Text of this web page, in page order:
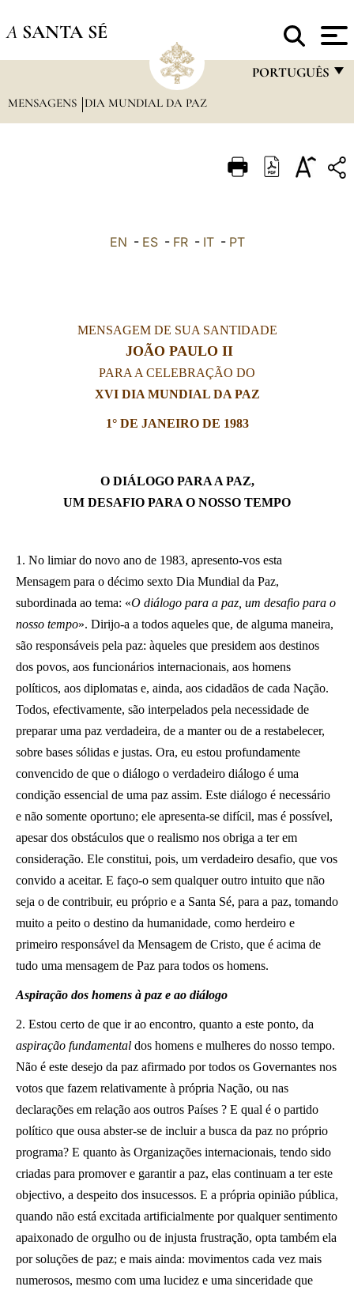
A SANTA SÉ
PORTUGUÊS
ITALIANO
LATINE
MENSAGENS DIA MUNDIAL DA PAZ
EN - ES- FR- IT- PT
MENSAGEM DE SUA SANTIDADE
JOÃO PAULO II
PARA A CELEBRAÇÃO DO
XVI DIA MUNDIAL DA PAZ
1° DE JANEIRO DE 1983
O DIÁLOGO PARA A PAZ,
UM DESAFIO PARA O NOSSO TEMPO
1. No limiar do novo ano de 1983, apresento-vos esta
Mensagem para o décimo sexto Dia Mundial da Paz,
subordinada ao tema: «O diálogo para a paz, um desafio para o
nosso tempo». Dirijo-a a todos aqueles que, de alguma maneira,
são responsáveis pela paz: àqueles que presidem aos destinos
dos povos, aos funcionários internacionais, aos homens
políticos, aos diplomatas e, ainda, aos cidadãos de cada Nação.
Todos, efectivamente, são interpelados pela necessidade de
preparar uma paz verdadeira, de a manter ou de a restabelecer,
sobre bases sólidas e justas. Ora, eu estou profundamente
convencido de que o diálogo o verdadeiro diálogo é uma
condição essencial de uma paz assim. Este diálogo é necessário
e não somente oportuno; ele apresenta-se difícil, mas é possível,
apesar dos obstáculos que o realismo nos obriga a ter em
consideração. Ele constitui, pois, um verdadeiro desafio, que vos
convido a aceitar. E faço-o sem qualquer outro intuito que não
seja o de contribuir, eu próprio e a Santa Sé, para a paz, tomando
muito a peito o destino da humanidade, como herdeiro e
primeiro responsável da Mensagem de Cristo, que é acima de
tudo uma mensagem de Paz para todos os homens.
Aspiração dos homens à paz e ao diálogo
2. Estou certo de que ir ao encontro, quanto a este ponto, da
aspiração fundamental dos homens e mulheres do nosso tempo.
Não é este desejo da paz afirmado por todos os Governantes nos
votos que fazem relativamente à própria Nação, ou nas
declarações em relação aos outros Países ? E qual é o partido
político que ousa abster-se de incluir a busca da paz no próprio
programa? E quanto às Organizações internacionais, tendo sido
criadas para promover e garantir a paz, elas continuam a ter este
objectivo, a despeito dos insucessos. E a própria opinião pública,
quando não está excitada artificialmente por qualquer sentimento
apaixonado de orgulho ou de injusta frustração, opta também ela
por soluções de paz; e mais ainda: movimentos cada vez mais
numerosos, mesmo com uma lucidez e uma sinceridade que